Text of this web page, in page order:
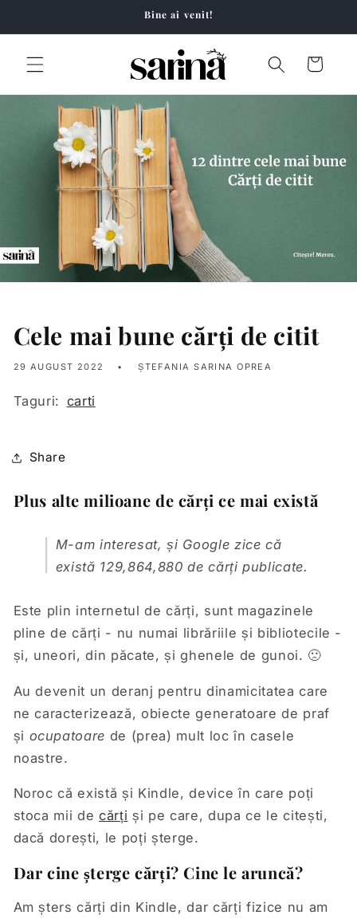
Bine ai venit!
Coș
Cele mai bune cărți de citit
29 AUGUST 2022 ȘTEFANIA SARINA OPREA
Taguri: carti
Share
Plus alte milioane de cărți ce mai există
M-am interesat, și Google zice că
există 129,864,880 de cărți publicate.
Este plin internetul de cărți, sunt magazinele
pline de cărți - nu numai librăriile și bibliotecile -
și, uneori, din păcate, și ghenele de gunoi. 🙁
Au devenit un deranj pentru dinamicitatea care
ne caracterizează, obiecte generatoare de praf
și ocupatoare de (prea) mult loc în casele
noastre.
Noroc că există și Kindle, device în care poți
stoca mii de cărți și pe care, dupa ce le citești,
dacă dorești, le poți șterge.
Dar cine șterge cărți? Cine le aruncă?
Am șters cărți din Kindle, dar cărți fizice nu am